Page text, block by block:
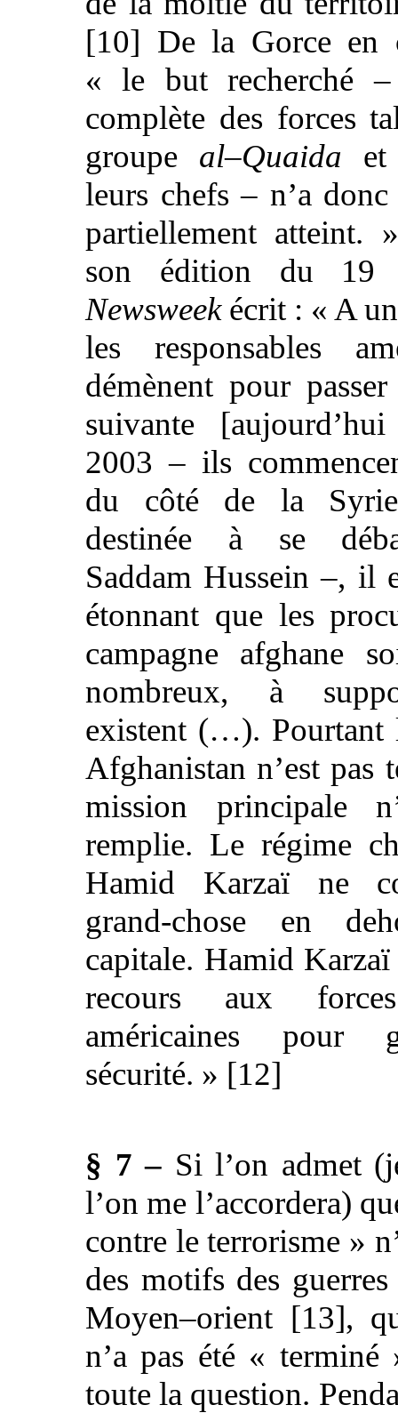
[10] De la Gorce en
« le but recherché –
complète des forces
groupe al–Quaida et
leurs chefs – n’a
partiellement atteint.
son édition du 19
Newsweekécrit : « A
les responsables
démènent pour
suivante
2003 – ils
du côté de la
destinée à se
Saddam Hussein –, il
étonnant que les
campagne afghane
nombreux, à
existent (…). Pourtant
Afghanistan n’est pas
mission principale
remplie. Le régime
Hamid Karzaï ne
grand-chose en
capitale. Hamid
recours aux
américaines pour
sécurité. » [12]
§ 7 – Si l’on admet
l’on me l’accordera)
contre le terrorisme »
des motifs des
Moyen–orient [13],
n’a pas été « terminé
toute la question.